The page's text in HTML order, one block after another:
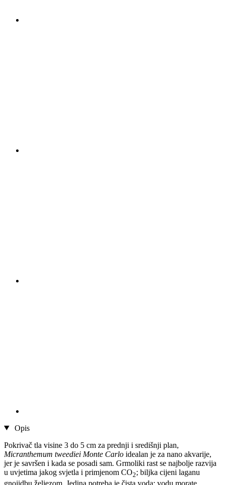
Opis
Pokrivač tla visine 3 do 5 cm za prednji i središnji plan,
Micranthemum tweediei Monte Carlo idealan je za nano akvarije,
jer je savršen i kada se posadi sam. Grmoliki rast se najbolje razvija
u uvjetima jakog svjetla i primjenom CO2; biljka cijeni laganu
gnojidbu željezom. Jedina potreba je čista voda: vodu morate